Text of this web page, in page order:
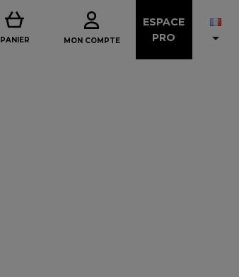
PANIER MON COMPTE
ESPACE
PRO
